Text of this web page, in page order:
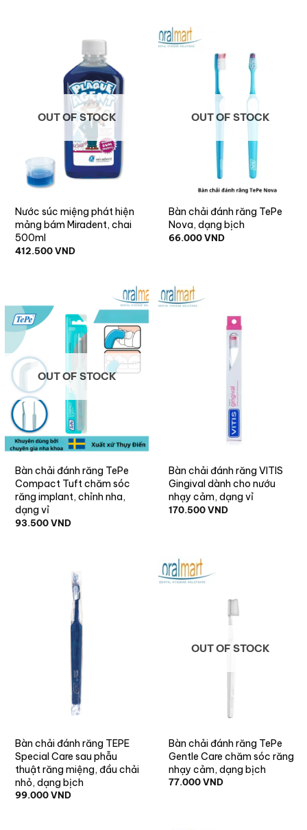
OUT OF STOCK
Nước súc miệng phát hiện
mảng bám Miradent, chai
500ml
412.500VND
OUT OF STOCK
Bàn chải đánh răng TePe
Nova, dạng bịch
66.000VND
OUT OF STOCK
Bàn chải đánh răng TePe
Compact Tuft chăm sóc
răng implant, chỉnh nha,
dạng vỉ
93.500VND
Bàn chải đánh răng VITIS
Gingival dành cho nướu
nhạy cảm, dạng vỉ
170.500VND
Bàn chải đánh răng TEPE
Special Care sau phẫu
thuật răng miệng, đầu chải
nhỏ, dạng bịch
99.000VND
OUT OF STOCK
Bàn chải đánh răng TePe
Gentle Care chăm sóc răng
nhạy cảm, dạng bịch
77.000VND